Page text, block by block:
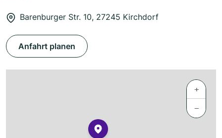
Barenburger Str. 10, 27245 Kirchdorf
Anfahrt planen
+
−